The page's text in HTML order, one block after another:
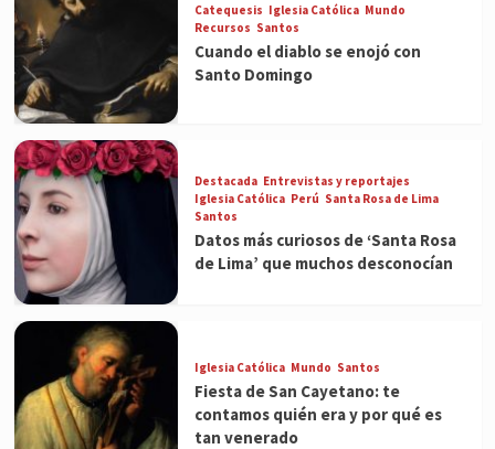
Catequesis Iglesia Católica Mundo
Recursos Santos
Cuando el diablo se enojó con
Santo Domingo
Destacada Entrevistas y reportajes
Iglesia Católica Perú Santa Rosa de Lima
Santos
Datos más curiosos de ‘Santa Rosa
de Lima’ que muchos desconocían
Iglesia Católica Mundo Santos
Fiesta de San Cayetano: te
contamos quién era y por qué es
tan venerado